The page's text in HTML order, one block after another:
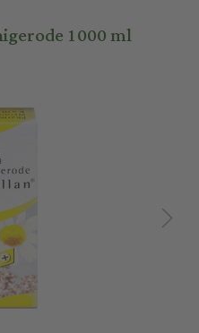
1000 ml